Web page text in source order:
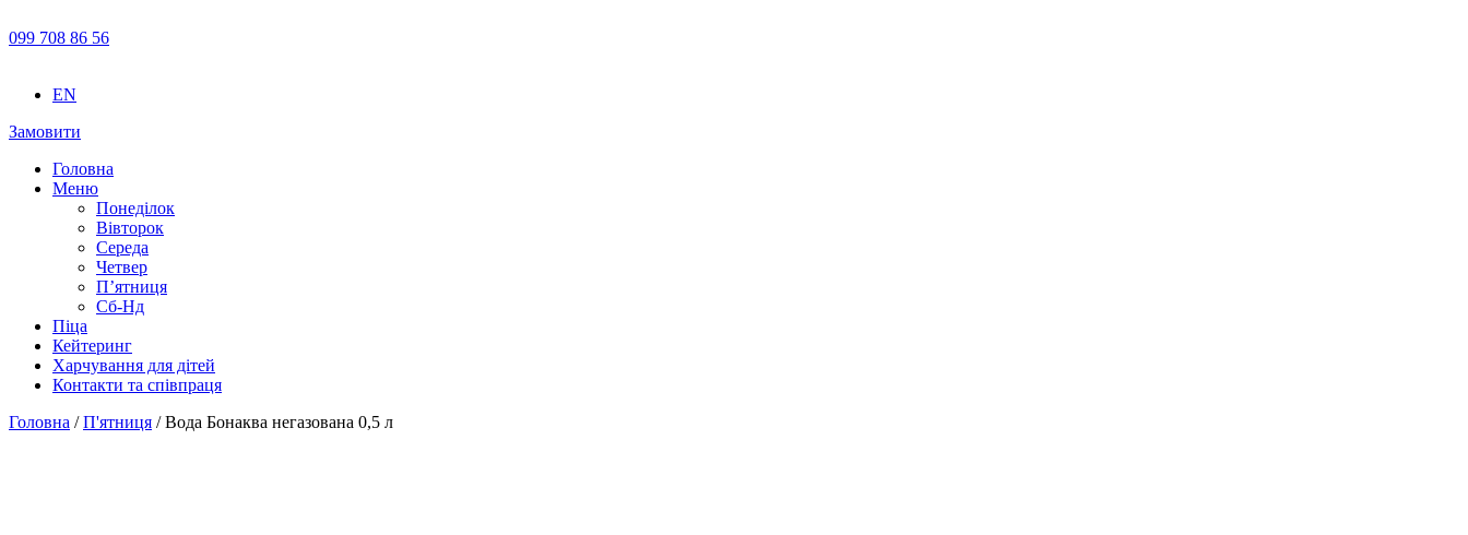
099 708 86 56
EN
Замовити
Головна
Меню
Понеділок
Вівторок
Середа
Четвер
П’ятниця
Сб-Нд
Піца
Кейтеринг
Харчування для дітей
Контакти та співпраця
Головна /П'ятниця / Вода Бонаква негазована 0,5 л